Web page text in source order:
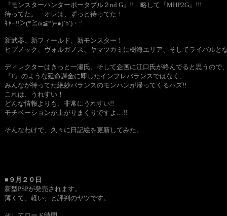
『モンスターハンターポータブル２nd G』!! 略して『MHP2G』!!!
待ってた。 オレは、ずっと待ってた！
ｷｬｰ!!＞(*≧ω≦*)=●)`b′)・:'.
新武器、新フィールド、新モンスター！
ヒプノック、ヴォルガノス、ヤマツカミに樹海エリア、そしてライバル
ディレクターはきっと一瀬氏、そして企画に江口氏が絡んでると思うので
『F』のような延命課金に即したインフレバランスではなく、
みんなが待ってた絶妙バランスのモンハンが帰ってくるハズ!!
これは、うれすい！
どんな情報よりも、非常にうれすい!!
モチベーションが上がりまくりですよ…!!
そんなわけで、久々に日記絵を更新してみた。
■９月２０日
新型PSPが発売されます。
薄くて、軽い、と評判のヤツです。